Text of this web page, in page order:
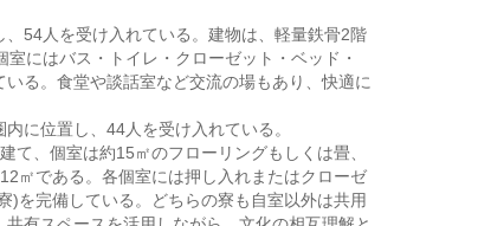
54人を受け入れている。建物は、軽量鉄骨2階
にはバス・トイレ・クローゼット・ベッド・
る。食堂や談話室など交流の場もあり、快適に
に位置し、44人を受け入れている。
て、個室は約15㎡のフローリングもしくは畳、
㎡である。各個室には押し入れまたはクローゼ
)を完備している。どちらの寮も自室以外は共用